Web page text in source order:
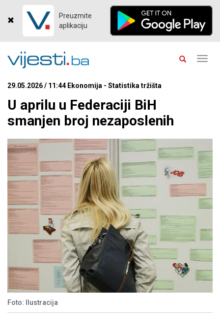
Preuzmite
aplikaciju
29.05.2026 / 11:44 Ekonomija - Statistika tržišta
U aprilu u Federaciji BiH
smanjen broj nezaposlenih
Foto: Ilustracija